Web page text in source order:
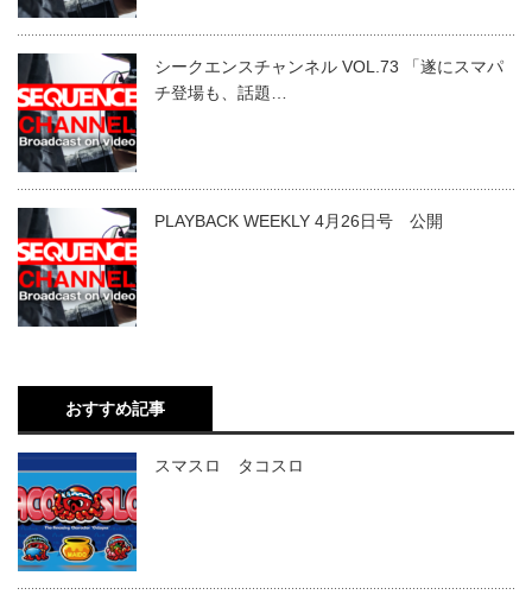
シークエンスチャンネル VOL.73 「遂にスマパ
チ登場も、話題…
PLAYBACK WEEKLY 4月26日号 公開
おすすめ記事
スマスロ タコスロ